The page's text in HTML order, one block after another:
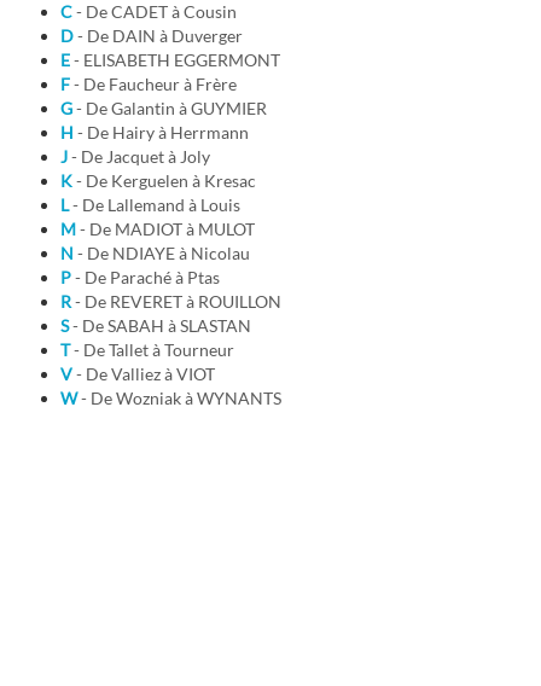
C
- De CADET à Cousin
D
- De DAIN à Duverger
E
- ELISABETH EGGERMONT
F
- De Faucheur à Frère
G
- De Galantin à GUYMIER
H
- De Hairy à Herrmann
J
- De Jacquet à Joly
K
- De Kerguelen à Kresac
L
- De Lallemand à Louis
M
- De MADIOT à MULOT
N
- De NDIAYE à Nicolau
P
- De Paraché à Ptas
R
- De REVERET à ROUILLON
S
- De SABAH à SLASTAN
T
- De Tallet à Tourneur
V
- De Valliez à VIOT
W
- De Wozniak à WYNANTS